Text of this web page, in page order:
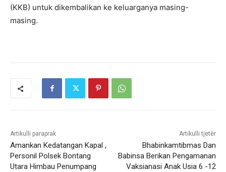
(KKB) untuk dikembalikan ke keluarganya masing-
masing.
Artikulli paraprak
Amankan Kedatangan Kapal ,
Personil Polsek Bontang
Utara Himbau Penumpang
Artikulli tjetër
Bhabinkamtibmas Dan
Babinsa Berikan Pengamanan
Vaksianasi Anak Usia 6 -12